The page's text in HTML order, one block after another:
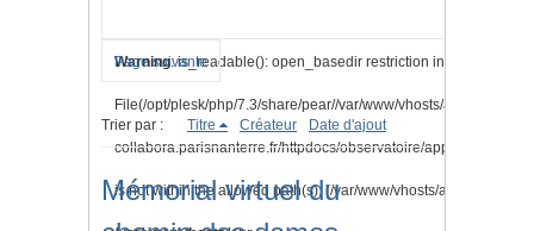
Warning: is_readable(): open_basedir restriction in effect.
File(/opt/plesk/php/7.3/share/pear//var/www/vhosts/anr-
collabora.parisnanterre.fr/httpdocs/observatoire/application/
is not within the allowed path(s): (/var/www/vhosts/anr-
Page suivante
Trier par : Titre Créateur Date d'ajout
Mémorial virtuel du